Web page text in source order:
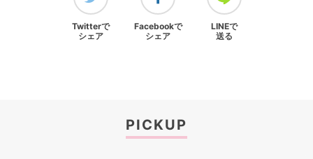
Twitterで
シェア
Facebookで
シェア
LINEで
送る
PICKUP